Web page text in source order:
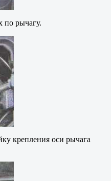
по рычагу.
крепления оси рычага